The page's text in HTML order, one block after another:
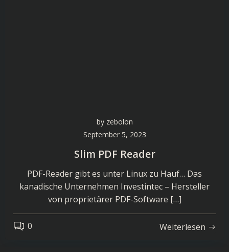
by zebolon
September 5, 2023
Slim PDF Reader
PDF-Reader gibt es unter Linux zu Hauf… Das
kanadische Unternehmen Investintec – Hersteller
von proprietärer PDF-Software […]
0 Weiterlesen